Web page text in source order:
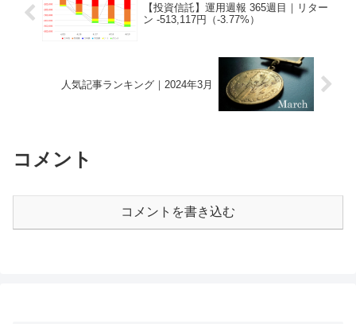
【投資信託】運用週報 365週目｜リター
ン -513,117円（-3.77%）
人気記事ランキング｜2024年3月
コメント
コメントを書き込む